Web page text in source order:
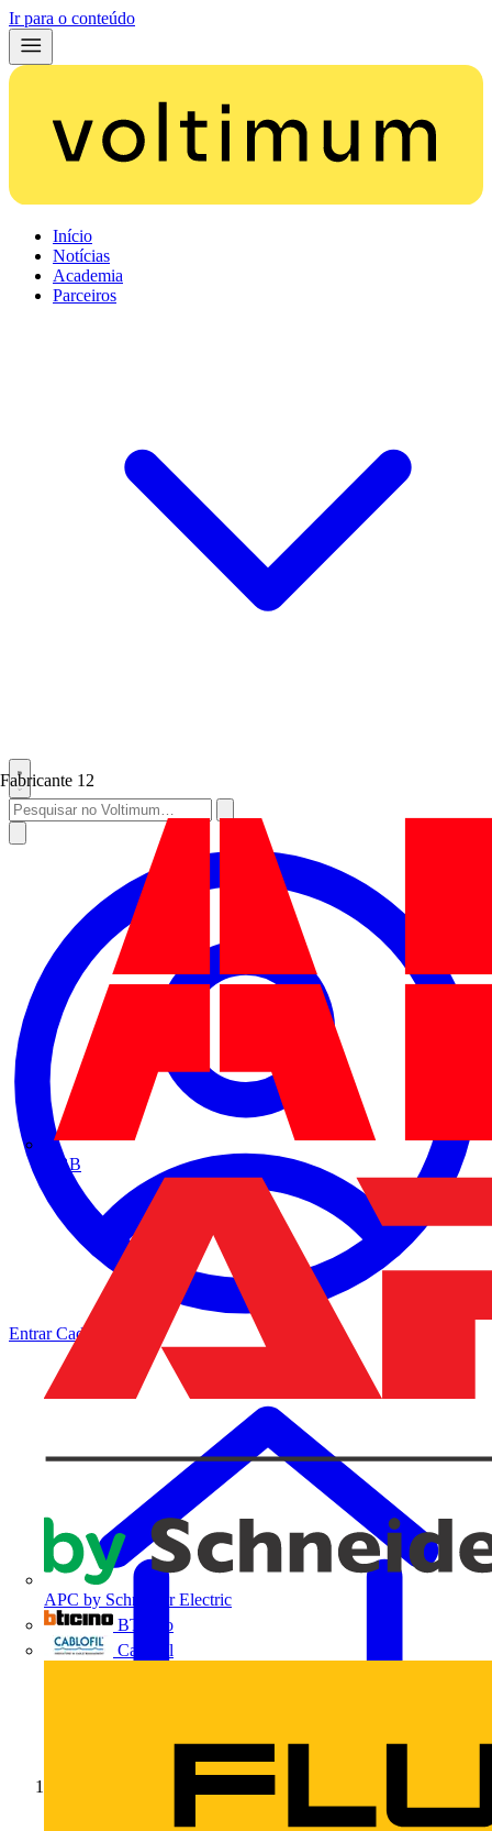
Ir para o conteúdo
Início
Notícias
Academia
Parceiros
Fabricante 12
ABB
APC by Schneider Electric
BTicino
Cablofil
EntrarCadastrar